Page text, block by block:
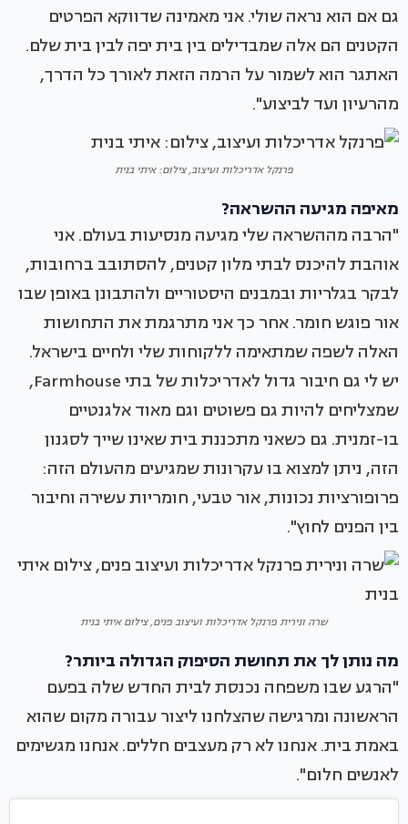
גם אם הוא נראה שולי. אני מאמינה שדווקא הפרטים
הקטנים הם אלה שמבדילים בין בית יפה לבין בית שלם.
האתגר הוא לשמור על הרמה הזאת לאורך כל הדרך,
מהרעיון ועד לביצוע".
פרנקל אדריכלות ועיצוב, צילום: איתי בנית
מאיפה מגיעה ההשראה?
"הרבה מההשראה שלי מגיעה מנסיעות בעולם. אני
אוהבת להיכנס לבתי מלון קטנים, להסתובב ברחובות,
לבקר בגלריות ובמבנים היסטוריים ולהתבונן באופן שבו
אור פוגש חומר. אחר כך אני מתרגמת את התחושות
האלה לשפה שמתאימה ללקוחות שלי ולחיים בישראל.
יש לי גם חיבור גדול לאדריכלות של בתי Farmhouse,
שמצליחים להיות גם פשוטים וגם מאוד אלגנטיים
בו-זמנית. גם כשאני מתכננת בית שאינו שייך לסגנון
הזה, ניתן למצוא בו עקרונות שמגיעים מהעולם הזה:
פרופורציות נכונות, אור טבעי, חומריות עשירה וחיבור
בין הפנים לחוץ".
שרה ונירית פרנקל אדריכלות ועיצוב פנים, צילום איתי בנית
מה נותן לך את תחושת הסיפוק הגדולה ביותר?
"הרגע שבו משפחה נכנסת לבית החדש שלה בפעם
הראשונה ומרגישה שהצלחנו ליצור עבורה מקום שהוא
באמת בית. אנחנו לא רק מעצבים חללים. אנחנו מגשימים
לאנשים חלום".